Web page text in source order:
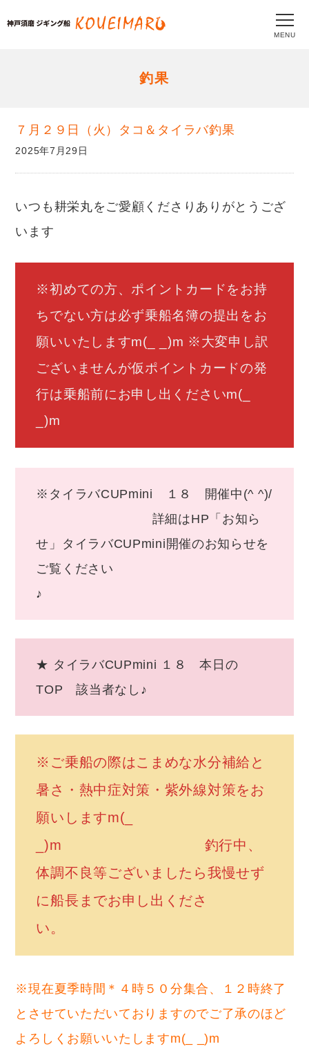
MENU
釣果
７月２９日（火）タコ＆タイラバ釣果
2025年7月29日
いつも耕栄丸をご愛顧くださりありがとうござ
います
※初めての方、ポイントカードをお持
ちでない方は必ず乗船名簿の提出をお
願いいたしますm(_ _)m ※大変申し訳
ございませんが仮ポイントカードの発
行は乗船前にお申し出くださいm(_
_)m
※タイラバCUPmini １８ 開催中(^ ^)/
詳細はHP「お知ら
せ」タイラバCUPmini開催のお知らせを
ご覧ください
♪
★ タイラバCUPmini １８ 本日の
TOP 該当者なし♪
※ご乗船の際はこまめな水分補給と
暑さ・熱中症対策・紫外線対策をお
願いしますm(_
_)m 釣行中、
体調不良等ございましたら我慢せず
に船長までお申し出くださ
い。
※現在夏季時間＊４時５０分集合、１２時終了
とさせていただいておりますのでご了承のほど
よろしくお願いいたしますm(_ _)m